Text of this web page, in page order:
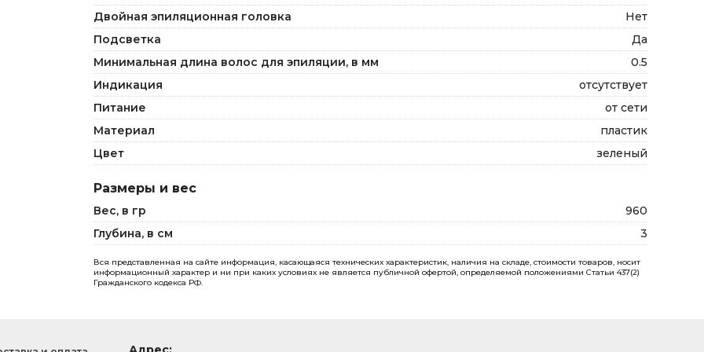
Двойная эпиляционная головка
Нет
Подсветка
Да
Минимальная длина волос для эпиляции, в мм
0.5
Индикация
отсутствует
Питание
от сети
Материал
пластик
Цвет
зеленый
Размеры и вес
Вес, в гр
960
Глубина, в см
3
Вся представленная на сайте информация, касающаяся технических характеристик, наличия на складе, стоимости товаров, носит
информационный характер и ни при каких условиях не является публичной офертой, определяемой положениями Статьи 437(2)
Гражданского кодекса РФ.